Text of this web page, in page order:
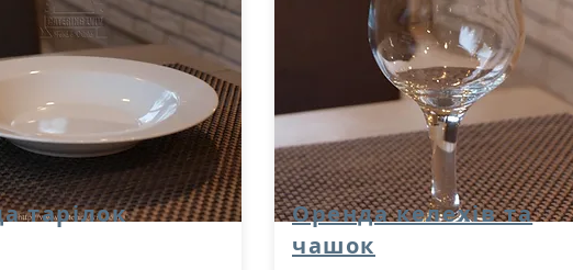
тарілок
Оренда келехів та
чашок